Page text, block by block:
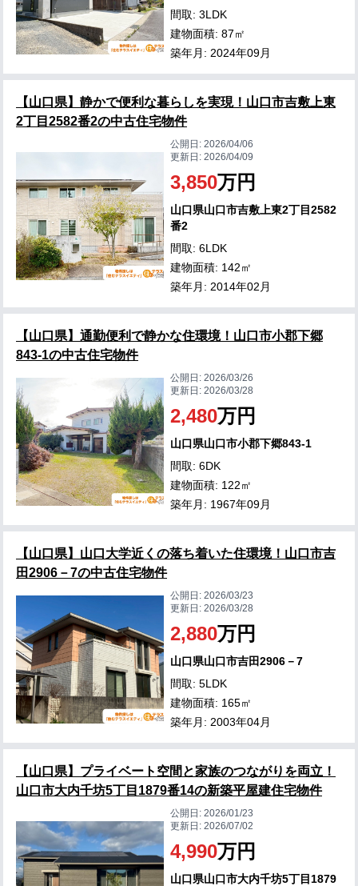
間取: 3LDK
建物面積: 87㎡
築年月: 2024年09月
【山口県】静かで便利な暮らしを実現！山口市吉敷上東
2丁目2582番2の中古住宅物件
公開日:2026/04/06
更新日:2026/04/09
3,850万円
山口県山口市吉敷上東2丁目2582
番2
間取: 6LDK
建物面積: 142㎡
築年月: 2014年02月
【山口県】通勤便利で静かな住環境！山口市小郡下郷
843-1の中古住宅物件
公開日:2026/03/26
更新日:2026/03/28
2,480万円
山口県山口市小郡下郷843-1
間取: 6DK
建物面積: 122㎡
築年月: 1967年09月
【山口県】山口大学近くの落ち着いた住環境！山口市吉
田2906－7の中古住宅物件
公開日:2026/03/23
更新日:2026/03/28
2,880万円
山口県山口市吉田2906－7
間取: 5LDK
建物面積: 165㎡
築年月: 2003年04月
【山口県】プライベート空間と家族のつながりを両立！
山口市大内千坊5丁目1879番14の新築平屋建住宅物件
公開日:2026/01/23
更新日:2026/07/02
4,990万円
山口県山口市大内千坊5丁目1879